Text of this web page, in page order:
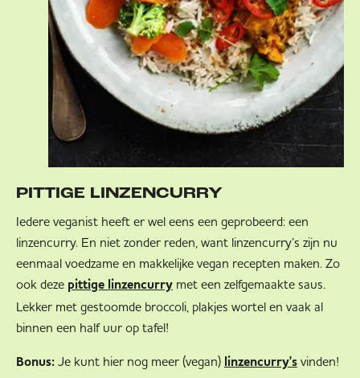
PITTIGE LINZENCURRY
Iedere veganist heeft er wel eens een geprobeerd: een
linzencurry. En niet zonder reden, want linzencurry’s zijn nu
eenmaal voedzame en makkelijke vegan recepten maken. Zo
ook deze pittige linzencurry met een zelfgemaakte saus.
Lekker met gestoomde broccoli, plakjes wortel en vaak al
binnen een half uur op tafel!
Bonus: Je kunt hier nog meer (vegan) linzencurry's vinden!